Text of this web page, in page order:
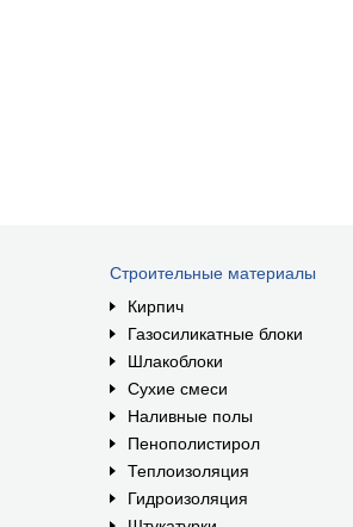
Строительные материалы
Кирпич
Газосиликатные блоки
Шлакоблоки
Сухие смеси
Наливные полы
Пенополистирол
Теплоизоляция
Гидроизоляция